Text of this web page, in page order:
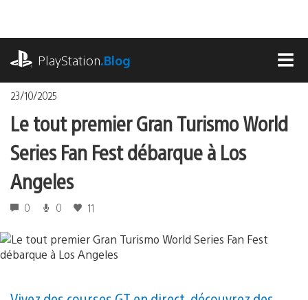
contenu
PlayStation.Blog
23/10/2025
Le tout premier Gran Turismo World
Series Fan Fest débarque à Los
Angeles
0 0 11